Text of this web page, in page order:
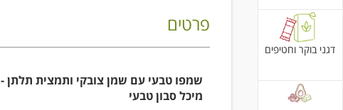
דגני בוקר וחטיפים
פרטים
שמפו טבעי עם שמן צובקי ותמצית תלתן -
מיכל סבון טבעי